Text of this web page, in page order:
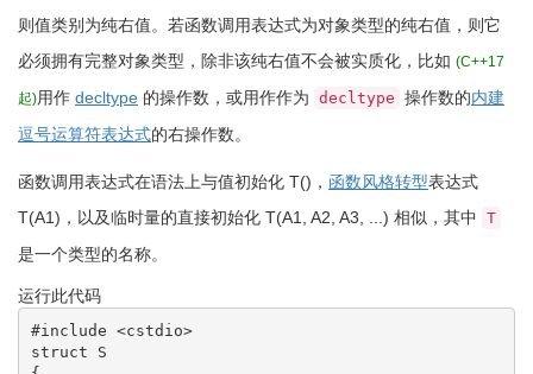
则值类别为纯右值。若函数调用表达式为对象类型的纯右值，则它
必须拥有完整对象类型，除非该纯右值不会被实质化，比如 (C++17
起)用作 decltype 的操作数，或用作作为 decltype 操作数的内建
逗号运算符表达式的右操作数。
函数调用表达式在语法上与值初始化 T() ， 函数风格转型表达式
T(A1) ，以及临时量的直接初始化 T(A1, A2, A3, ... ) 相似，其中 T
是一个类型的名称。
运行此代码
#include <cstdio>
struct